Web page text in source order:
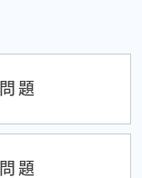
題
題